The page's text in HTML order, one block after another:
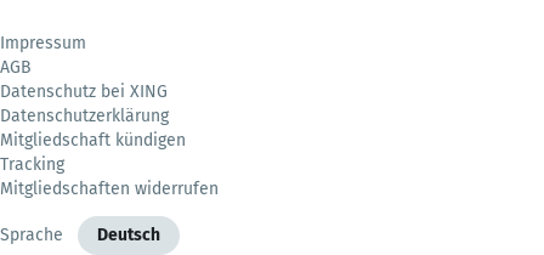
Impressum
AGB
Datenschutz bei XING
Datenschutzerklärung
Mitgliedschaft kündigen
Tracking
Mitgliedschaften widerrufen
Sprache Deutsch